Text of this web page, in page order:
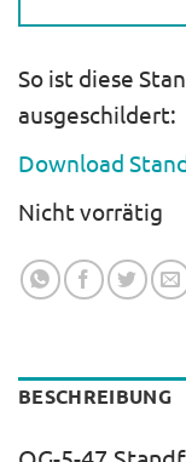
So ist diese
ausgeschildert:
Download
Nicht vorrätig
BESCHREIBUNG